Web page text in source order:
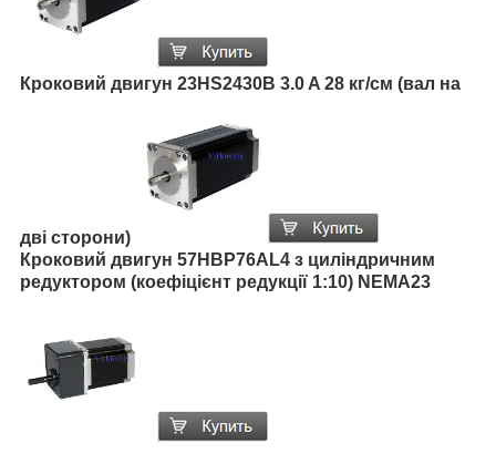
Кроковий двигун 23HS2430B 3.0 A 28 кг/см (вал на
дві сторони)
Кроковий двигун 57HBP76AL4 з циліндричним
редуктором (коефіцієнт редукції 1:10) NEMA23